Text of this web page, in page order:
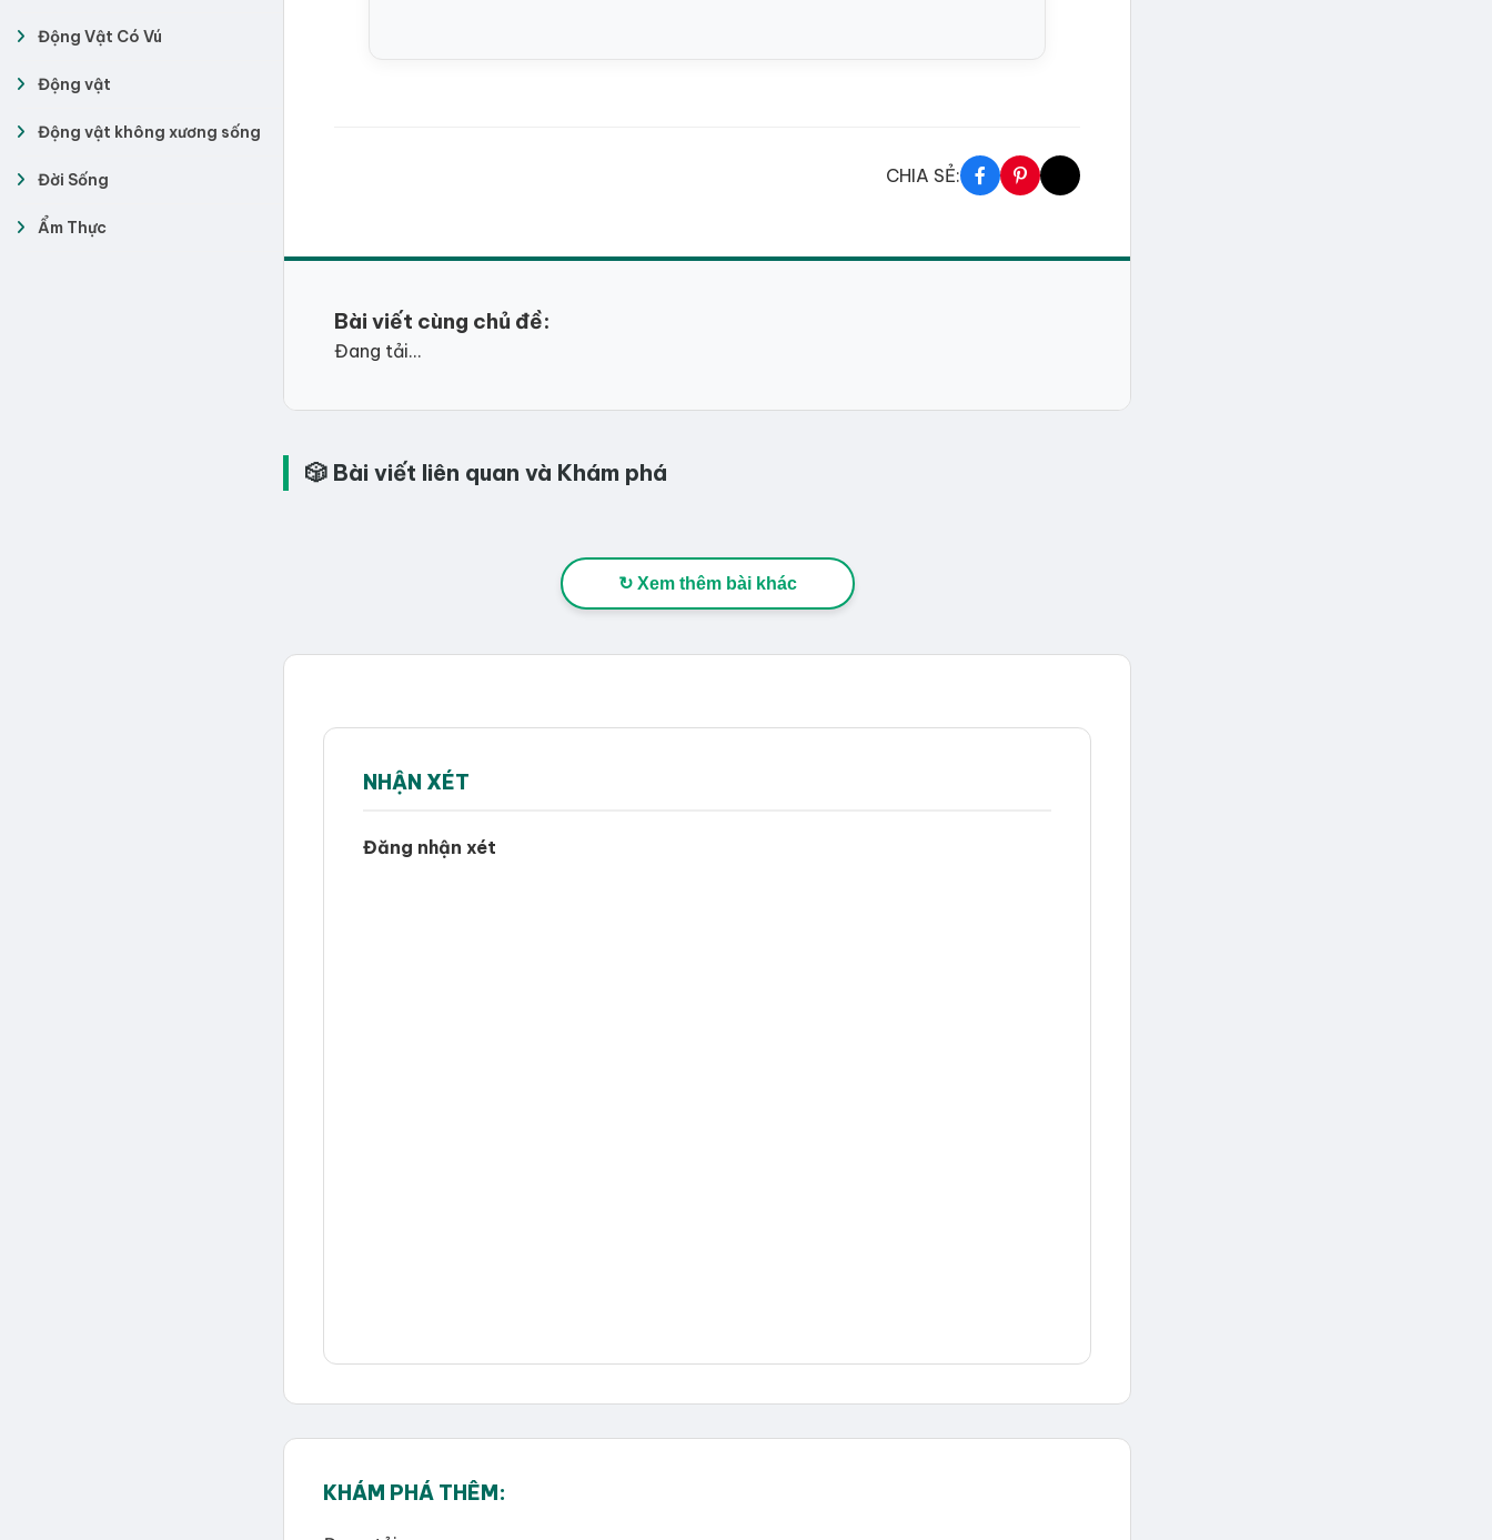
Động Vật Có Vú
Động vật
Động vật không xương sống
Đời Sống
Ẩm Thực
CHIA SẺ:
Bài viết cùng chủ đề:
Đang tải...
🎲 Bài viết liên quan và Khám phá
↻ Xem thêm bài khác
NHẬN XÉT
Đăng nhận xét
KHÁM PHÁ THÊM: